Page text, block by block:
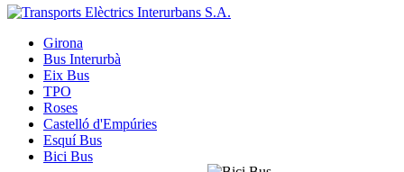
Girona
Bus Interurbà
Eix Bus
TPO
Roses
Castelló d'Empúries
Esquí Bus
Bici Bus